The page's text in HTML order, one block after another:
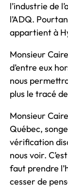
l’industrie de
l’ADQ.
appartient à
Monsieur
d’entre eux
nous
plus le tracé
Monsieur
Québec,
vérification
nous voir.
faut prendre
cesser de